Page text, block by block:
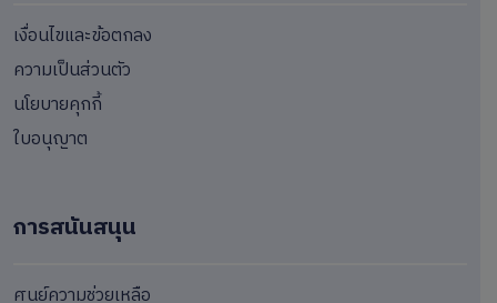
เงื่อนไขและข้อตกลง
ความเป็นส่วนตัว
นโยบายคุกกี้
ใบอนุญาต
การสนันสนุน
ศูนย์ความช่วยเหลือ